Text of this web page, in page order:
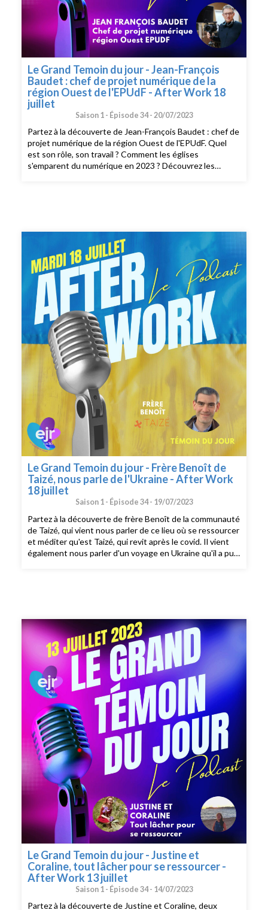
Le Grand Temoin du jour - Jean-François
Baudet : chef de projet numérique de la
région Ouest de l'EPUdF - After Work 18
juillet
Saison 1 - Épisode 34 - 20/07/2023
Partez à la découverte de Jean-François Baudet : chef de
projet numérique de la région Ouest de l'EPUdF. Quel
est son rôle, son travail ? Comment les églises
s'emparent du numérique en 2023 ? Découvrez les
Le Grand Temoin du jour - Frère Benoît de
Taizé, nous parle de l'Ukraine - After Work
18 juillet
Saison 1 - Épisode 34 - 19/07/2023
Partez à la découverte de frère Benoît de la communauté
de Taizé, qui vient nous parler de ce lieu où se ressourcer
et méditer qu'est Taizé, qui revit après le covid. Il vient
également nous parler d'un voyage en Ukraine qu'il a pu
Le Grand Temoin du jour - Justine et
Coraline, tout lâcher pour se ressourcer -
After Work 13 juillet
Saison 1 - Épisode 34 - 14/07/2023
Partez à la découverte de Justine et Coraline, deux